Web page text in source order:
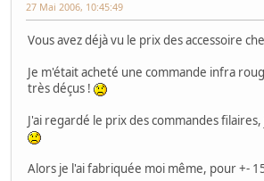
27 Mai 2006, 10:45:49
Vous avez déjà vu le prix des accessoire
Je m'était acheté une commande infra
très déçus !
J'ai regardé le prix des commandes filaires,
Alors je l'ai fabriquée moi même, pour +-